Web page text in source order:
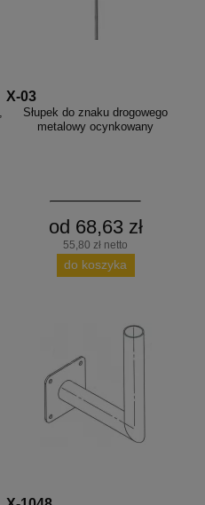
X-03
Słupek do znaku drogowego
metalowy ocynkowany
od 68,63 zł
55,80 zł netto
do koszyka